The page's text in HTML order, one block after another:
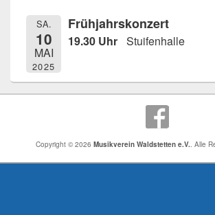
SA.
10
MAI
2025
Frühjahrskonzert
19.30 Uhr Stuifenhalle
Copyright © 2026 Musikverein Waldstetten e.V.. Alle